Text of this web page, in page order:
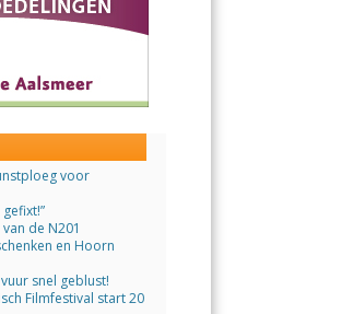
voor
de N201
en Hoorn
snel geblust!
Filmfestival start 20